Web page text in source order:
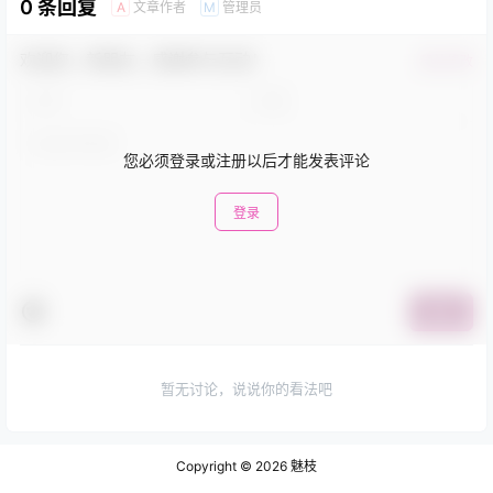
0 条回复 A 文章作者 M 管理员
您必须登录或注册以后才能发表评论
登录
暂无讨论，说说你的看法吧
Copyright © 2026 魅枝